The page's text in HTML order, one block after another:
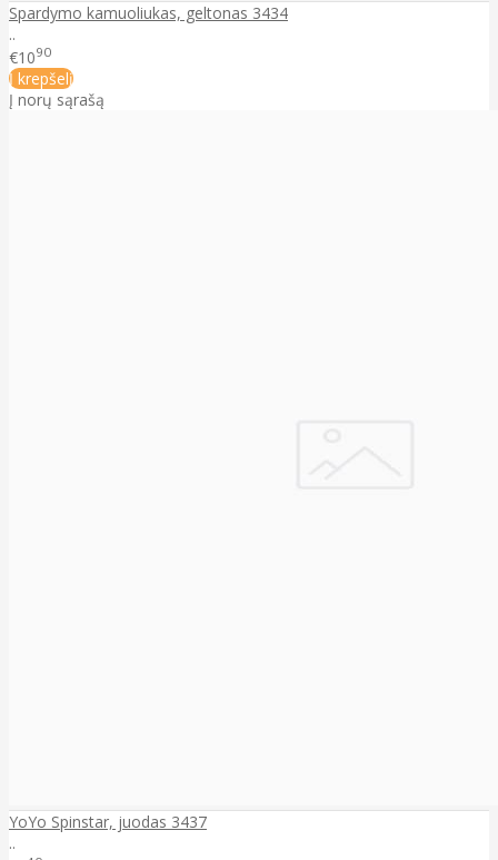
Spardymo kamuoliukas, geltonas 3434
..
€1090
Į krepšelį
Į norų sąrašą
YoYo Spinstar, juodas 3437
..